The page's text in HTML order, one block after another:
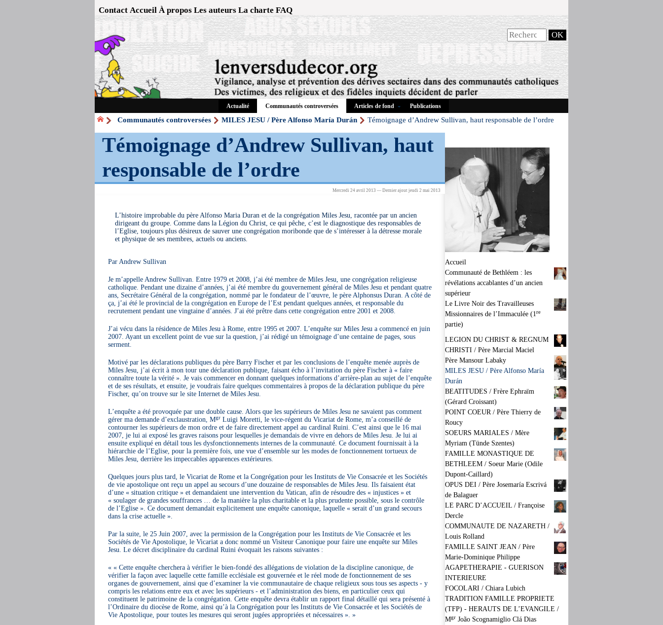
Contact Accueil À propos Les auteurs La charte FAQ
Actualité Communautés controversées Articles de fond Publications
Communautés controversées MILES JESU / Père Alfonso María Durán Témoignage d’Andrew Sullivan, haut responsable de l’ordre
Témoignage d’Andrew Sullivan, haut
responsable de l’ordre
Mercredi 24 avril 2013 — Dernier ajout jeudi 2 mai 2013
L’histoire improbable du père Alfonso Maria Duran et de la congrégation Miles Jesu, racontée par un ancien
dirigeant du groupe. Comme dans la Légion du Christ, ce qui pêche, c’est le diagnostique des responsables de
l’Eglise, toujours plus désireux de sauver une congrégation moribonde que de s’intéresser à la détresse morale
et physique de ses membres, actuels ou anciens.
Par Andrew Sullivan
Je m’appelle Andrew Sullivan. Entre 1979 et 2008, j’ai été membre de Miles Jesu, une congrégation religieuse
catholique. Pendant une dizaine d’années, j’ai été membre du gouvernement général de Miles Jesu et pendant quatre
ans, Secrétaire Général de la congrégation, nommé par le fondateur de l’œuvre, le père Alphonsus Duran. A côté de
ça, j’ai été le provincial de la congrégation en Europe de l’Est pendant quelques années, et responsable du
recrutement pendant une vingtaine d’années. J’ai été prêtre dans cette congrégation entre 2001 et 2008.
J’ai vécu dans la résidence de Miles Jesu à Rome, entre 1995 et 2007. L’enquête sur Miles Jesu a commencé en juin
2007. Ayant un excellent point de vue sur la question, j’ai rédigé un témoignage d’une centaine de pages, sous
serment.
Motivé par les déclarations publiques du père Barry Fischer et par les conclusions de l’enquête menée auprès de
Miles Jesu, j’ai écrit à mon tour une déclaration publique, faisant écho à l’invitation du père Fischer à « faire
connaître toute la vérité ». Je vais commencer en donnant quelques informations d’arrière-plan au sujet de l’enquête
et de ses résultats, et ensuite, je voudrais faire quelques commentaires à propos de la déclaration publique du père
Fischer, qu’on trouve sur le site Internet de Miles Jesu.
L’enquête a été provoquée par une double cause. Alors que les supérieurs de Miles Jesu ne savaient pas comment
gérer ma demande d’exclaustration, MgrLuigi Moretti, le vice-régent du Vicariat de Rome, m’a conseillé de
contourner les supérieurs de mon ordre et de faire directement appel au cardinal Ruini. C’est ainsi que le 16 mai
2007, je lui ai exposé les graves raisons pour lesquelles je demandais de vivre en dehors de Miles Jesu. Je lui ai
ensuite expliqué en détail tous les dysfonctionnements internes de la communauté. Ce document fournissait à la
hiérarchie de l’Eglise, pour la première fois, une vue d’ensemble sur les modes de fonctionnement tortueux de
Miles Jesu, derrière les impeccables apparences extérieures.
Quelques jours plus tard, le Vicariat de Rome et la Congrégation pour les Instituts de Vie Consacrée et les Sociétés
de vie apostolique ont reçu un appel au secours d’une douzaine de responsables de Miles Jesu. Ils faisaient état
d’une « situation critique » et demandaient une intervention du Vatican, afin de résoudre des « injustices » et
« soulager de grandes souffrances … de la manière la plus charitable et la plus prudente possible, sous le contrôle
de l’Eglise ». Ce document demandait explicitement une enquête canonique, laquelle « serait d’un grand secours
dans la crise actuelle ».
Par la suite, le 25 Juin 2007, avec la permission de la Congrégation pour les Instituts de Vie Consacrée et les
Sociétés de Vie Apostolique, le Vicariat a donc nommé un Visiteur Canonique pour faire une enquête sur Miles
Jesu. Le décret disciplinaire du cardinal Ruini évoquait les raisons suivantes :
« Cette enquête cherchera à vérifier le bien-fondé des allégations de violation de la discipline canonique, de
vérifier la façon avec laquelle cette famille ecclésiale est gouvernée et le réel mode de fonctionnement de ses
organes de gouvernement, ainsi que d’examiner la vie communautaire de chaque religieux sous tous ses aspects - y
compris les relations entre eux et avec les supérieurs - et l’administration des biens, en particulier ceux qui
constituent le patrimoine de la congrégation. Cette enquête devra établir un rapport final détaillé qui sera présenté à
l’Ordinaire du diocèse de Rome, ainsi qu’à la Congrégation pour les Instituts de Vie Consacrée et les Sociétés de
Vie Apostolique, pour toutes les mesures qui seront jugées appropriées et nécessaires ».
Accueil
Communauté de Bethléem : les
révélations accablantes d’un ancien
supérieur
Le Livre Noir des Travailleuses
Missionnaires de l’Immaculée (1re
partie)
LEGION DU CHRIST & REGNUM
CHRISTI / Père Marcial Maciel
Père Mansour Labaky
MILES JESU / Père Alfonso María
Durán
BEATITUDES / Frère Ephraïm
(Gérard Croissant)
POINT COEUR / Père Thierry de
Roucy
SOEURS MARIALES / Mère
Myriam (Tünde Szentes)
FAMILLE MONASTIQUE DE
BETHLEEM / Soeur Marie (Odile
Dupont-Caillard)
OPUS DEI / Père Josemaría Escrivá
de Balaguer
LE PARC D’ACCUEIL / Françoise
Dercle
COMMUNAUTE DE NAZARETH /
Louis Rolland
FAMILLE SAINT JEAN / Père
Marie-Dominique Philippe
AGAPETHERAPIE - GUERISON
INTERIEURE
FOCOLARI / Chiara Lubich
TRADITION FAMILLE PROPRIETE
(TFP) - HERAUTS DE L’EVANGILE /
Mgr João Scognamiglio Clá Dias